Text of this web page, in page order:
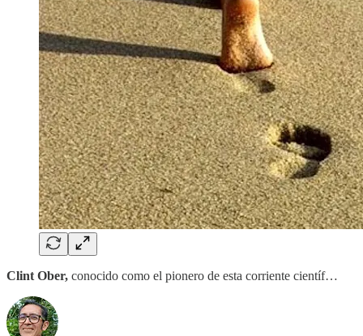
Clint Ober, conocido como el pionero de esta corriente científ…